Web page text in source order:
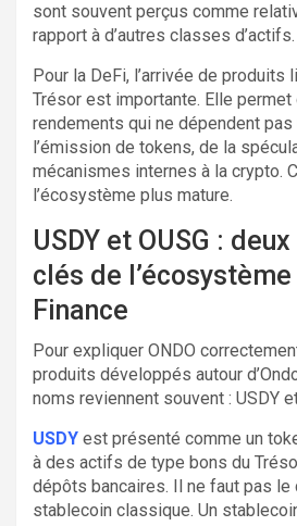
sont souvent perçus comme
rapport à d’autres classes d’actifs.
Pour la DeFi, l’arrivée de produits
Trésor est importante. Elle permet
rendements qui ne dépendent pas
l’émission de tokens, de la
mécanismes internes à la crypto.
l’écosystème plus mature.
USDY et OUSG :
clés de l’écosystème
Finance
Pour expliquer ONDO
produits développés autour
noms reviennent souvent : USDY
USDY est présenté comme un
à des actifs de type bons du
dépôts bancaires. Il ne faut pas le
stablecoin classique. Un